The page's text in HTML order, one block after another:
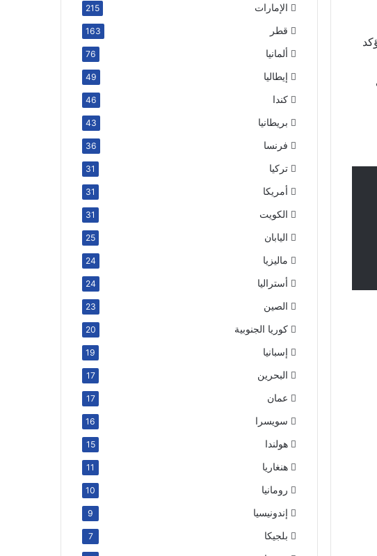
الإمارات 215
قطر 163
ألمانيا 76
إيطاليا 49
كندا 46
بريطانيا 43
فرنسا 36
تركيا 31
أمريكا 31
الكويت 31
اليابان 25
ماليزيا 24
أستراليا 24
الصين 23
كوريا الجنوبية 20
إسبانيا 19
البحرين 17
عمان 17
سويسرا 16
هولندا 15
هنغاريا 11
رومانيا 10
إندونيسيا 9
بلجيكا 7